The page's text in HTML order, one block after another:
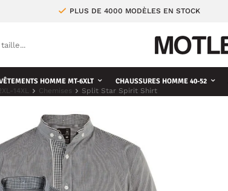
PLUS DE 4000 MODÈLES EN STOCK
HOMME MT-6XLT CHAUSSURES HOMME 40-52
14XL Chemises Split Star Spirit Shirt